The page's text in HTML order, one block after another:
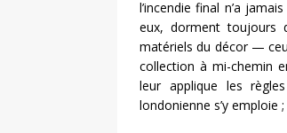
l’incendie final n’a
eux, dorment toujours
matériels du décor —
collection à mi-chemin
leur applique les
londonienne s’y emploie